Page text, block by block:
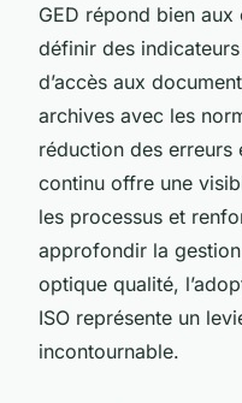
GED répond bien
définir des
d’accès aux
archives avec les
réduction des erreurs
continu offre une
les processus et
approfondir la
optique qualité,
ISO représente un
incontournable.